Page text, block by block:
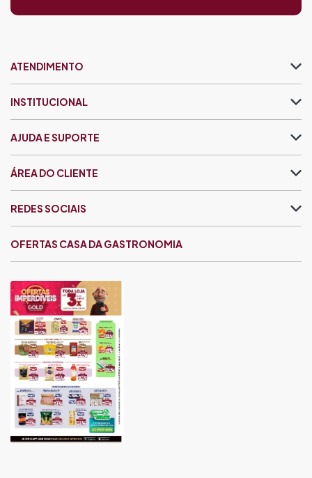
ATENDIMENTO
INSTITUCIONAL
AJUDA E SUPORTE
ÁREA DO CLIENTE
OFERTAS CASA DA GASTRONOMIA
REDES SOCIAIS